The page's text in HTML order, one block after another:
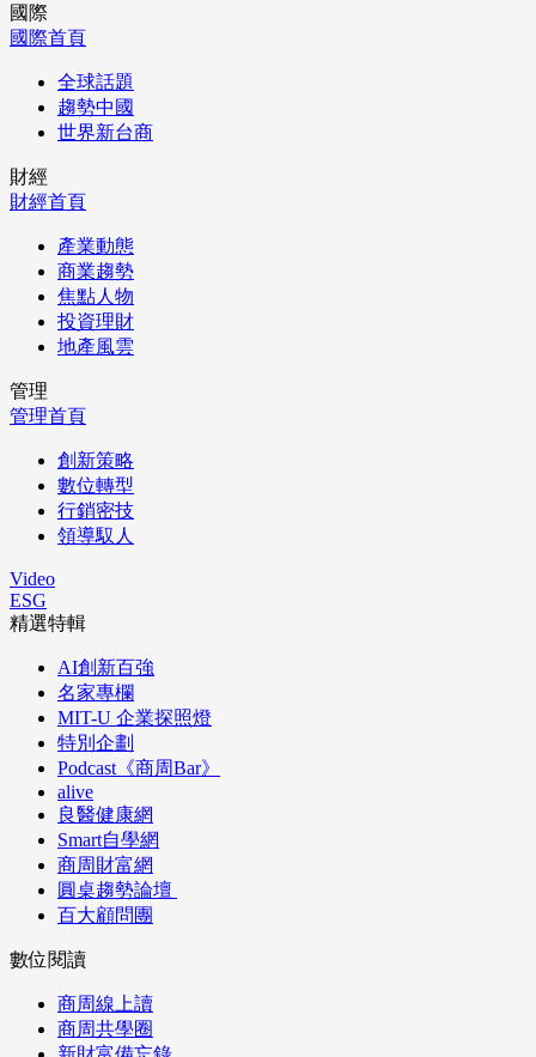
國際
國際首頁
全球話題
趨勢中國
世界新台商
財經
財經首頁
產業動態
商業趨勢
焦點人物
投資理財
地產風雲
管理
管理首頁
創新策略
數位轉型
行銷密技
領導馭人
Video
ESG
精選特輯
AI創新百強
名家專欄
MIT-U 企業探照燈
特別企劃
Podcast《商周Bar》
alive
良醫健康網
Smart自學網
商周財富網
圓桌趨勢論壇
百大顧問團
數位閱讀
商周線上讀
商周共學圈